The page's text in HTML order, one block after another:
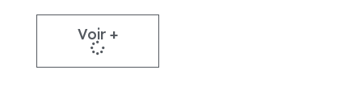
Voir +